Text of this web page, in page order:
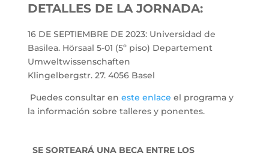
DETALLES DE LA JORNADA:
16 DE SEPTIEMBRE DE 2023: Universidad de
Basilea. Hörsaal 5-01 (5º piso) Departement
Umweltwissenschaften
Klingelbergstr. 27. 4056 Basel
Puedes consultar en este enlace el programa y
la información sobre talleres y ponentes.
SE SORTEARÁ UNA BECA ENTRE LOS